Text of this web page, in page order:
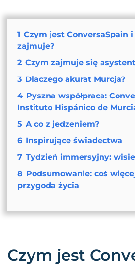
1 Czym jest ConversaSpain
zajmuje?
2 Czym zajmuje się
3 Dlaczego akurat Murcja?
4 Pyszna współpraca:
Instituto Hispánico de
5 A co z jedzeniem?
6 Inspirujące świadectwa
7 Tydzień immersyjny:
8 Podsumowanie: coś
przygoda życia
Czym jest